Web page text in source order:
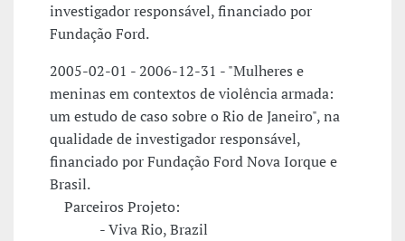
investigador responsável, financiado por
Fundação Ford.
2005-02-01 - 2006-12-31 - "Mulheres e
meninas em contextos de violência armada:
um estudo de caso sobre o Rio de Janeiro", na
qualidade de investigador responsável,
financiado por Fundação Ford Nova Iorque e
Brasil.
Parceiros Projeto:
- Viva Rio, Brazil